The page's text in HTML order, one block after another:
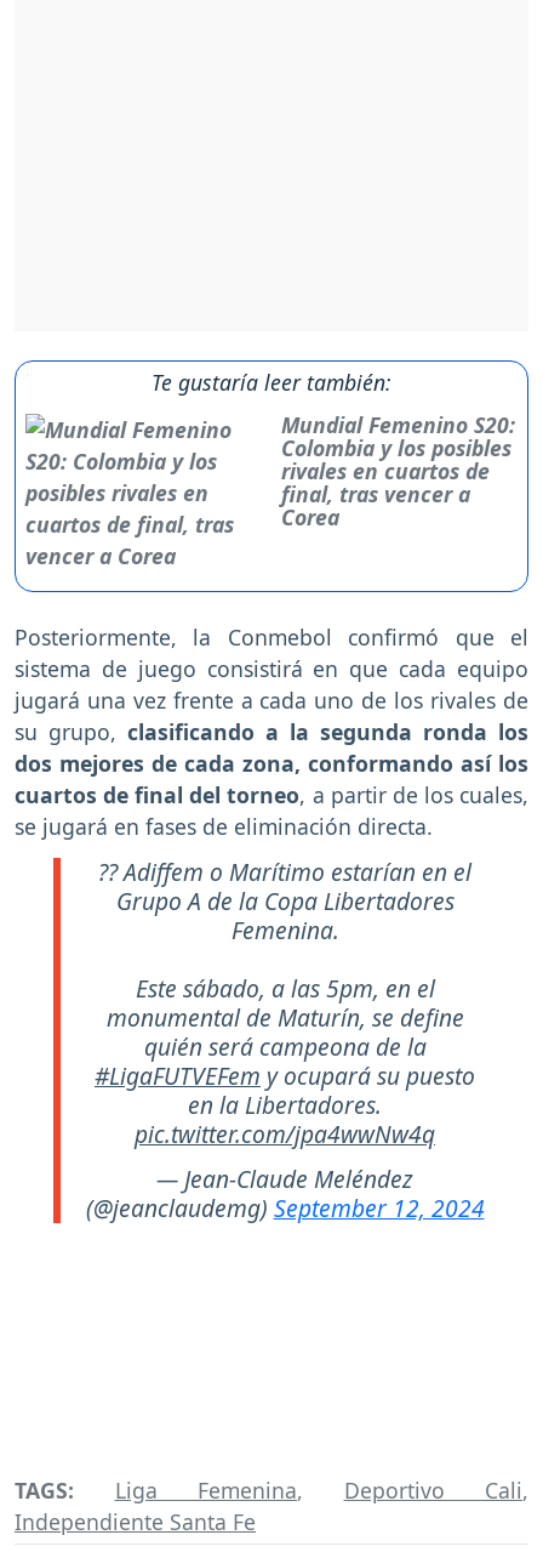
Te gustaría leer también:
Mundial Femenino S20:
Colombia y los posibles
rivales en cuartos de
final, tras vencer a
Corea
Posteriormente, la Conmebol confirmó que el
sistema de juego consistirá en que cada equipo
jugará una vez frente a cada uno de los rivales de
su grupo, clasificando a la segunda ronda los
dos mejores de cada zona, conformando así los
cuartos de final del torneo, a partir de los cuales,
se jugará en fases de eliminación directa.
?? Adiffem o Marítimo estarían en el
Grupo A de la Copa Libertadores
Femenina.
Este sábado, a las 5pm, en el
monumental de Maturín, se define
quién será campeona de la
#LigaFUTVEFem y ocupará su puesto
en la Libertadores.
pic.twitter.com/jpa4wwNw4q
— Jean-Claude Meléndez
(@jeanclaudemg) September 12, 2024
TAGS: Liga Femenina, Deportivo Cali,
Independiente Santa Fe